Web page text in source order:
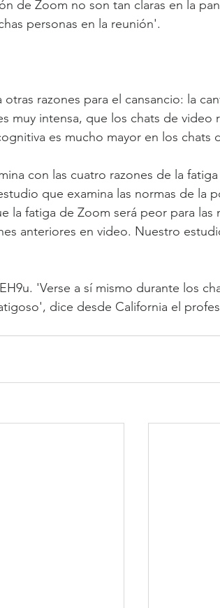
de Zoom no son tan claras en la
personas en la reunión'.
razones para el cansancio: la
muy intensa, que los chats de video
es mucho mayor en los chats
con las cuatro razones de la fatiga
que examina las normas de la
la fatiga de Zoom será peor para las
anteriores en video. Nuestro
'Verse a sí mismo durante los
dice desde California el